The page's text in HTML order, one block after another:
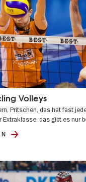
Volleys
Pritschen, das hat fast
Extraklasse, das gibt es nur